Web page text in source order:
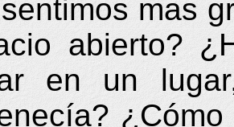
mas
abierto?
en un